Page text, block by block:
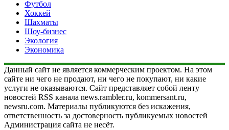
Футбол
Хоккей
Шахматы
Шоу-бизнес
Экология
Экономика
Данный сайт не является коммерческим проектом. На этом
сайте ни чего не продают, ни чего не покупают, ни какие
услуги не оказываются. Сайт представляет собой ленту
новостей RSS канала news.rambler.ru, kommersant.ru,
newsru.com. Материалы публикуются без искажения,
ответственность за достоверность публикуемых новостей
Администрация сайта не несёт.